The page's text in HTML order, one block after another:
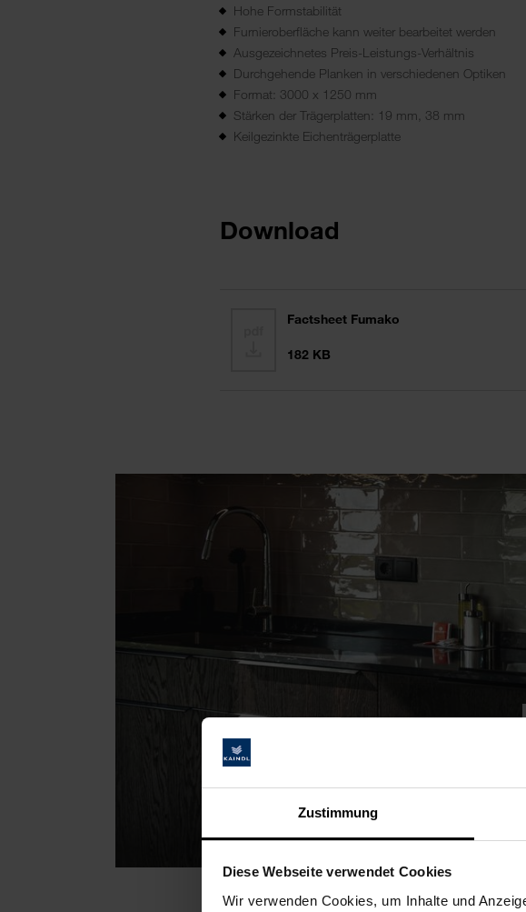
Zustimmung
Diese Webseite verwendet Cookies
Wir verwenden Cookies, um Inhalte und
Hohe Formstabilität
Furnieroberfläche kann weiter bearbeitet werden
Ausgezeichnetes Preis-Leistungs-Verhältnis
Durchgehende Planken in verschiedenen Optiken
Format: 3000 x 1250 mm
Stärken der Trägerplatten: 19 mm, 38 mm
Keilgezinkte Eichenträgerplatte
Download
Factsheet Fumako
182 KB